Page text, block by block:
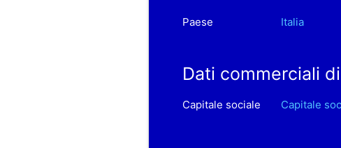
Paese Italia
Dati commerciali di
Capitale sociale Capitale